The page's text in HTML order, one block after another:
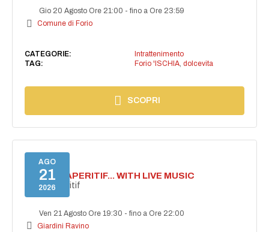
Gio 20 Agosto Ore 21:00 -fino a Ore 23:59
Comune di Forio
CATEGORIE:
Intrattenimento
TAG:
Forio 'ISCHIA, dolcevita
SCOPRI
AGO
21
2026
SECRET APERITIF... WITH LIVE MUSIC
Secret aperitif
Ven 21 Agosto Ore 19:30 -fino a Ore 22:00
Giardini Ravino